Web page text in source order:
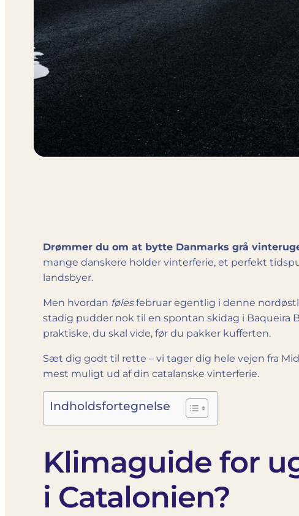
Drømmer du om at bytte Danmarks grå
mange danskere holder vinterferie, et perfekt
landsbyer.
Men hvordan følesfebruar egentlig i denne
stadig pudder nok til en spontan skidag i
praktiske, du skal vide, før du pakker kufferten.
Sæt dig godt til rette – vi tager dig hele vejen fra
mest muligt ud af din catalanske vinterferie.
Indholdsfortegnelse
Klimaguide for
i Catalonien?